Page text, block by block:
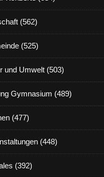
(562)
(525)
und Umwelt (503)
Gymnasium (489)
(477)
(448)
(392)